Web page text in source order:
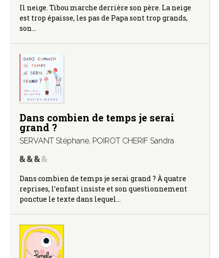
Il neige. Tibou marche derrière son père. La neige
est trop épaisse, les pas de Papa sont trop grands,
son…
Dans combien de temps je serai
grand ?
SERVANT Stéphane, POIROT CHERIF Sandra
Dans combien de temps je serai grand ? À quatre
reprises, l’enfant insiste et son questionnement
ponctue le texte dans lequel…